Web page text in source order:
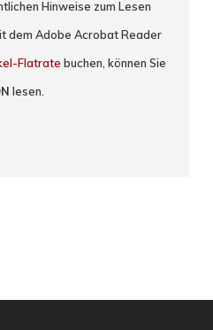
Hinweise zum Lesen
dem Adobe Acrobat Reader
Flatrate buchen, können Sie
lesen.